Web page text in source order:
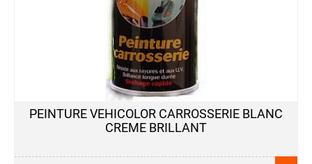
PEINTURE VEHICOLOR CARROSSERIE BLANC
CREME BRILLANT